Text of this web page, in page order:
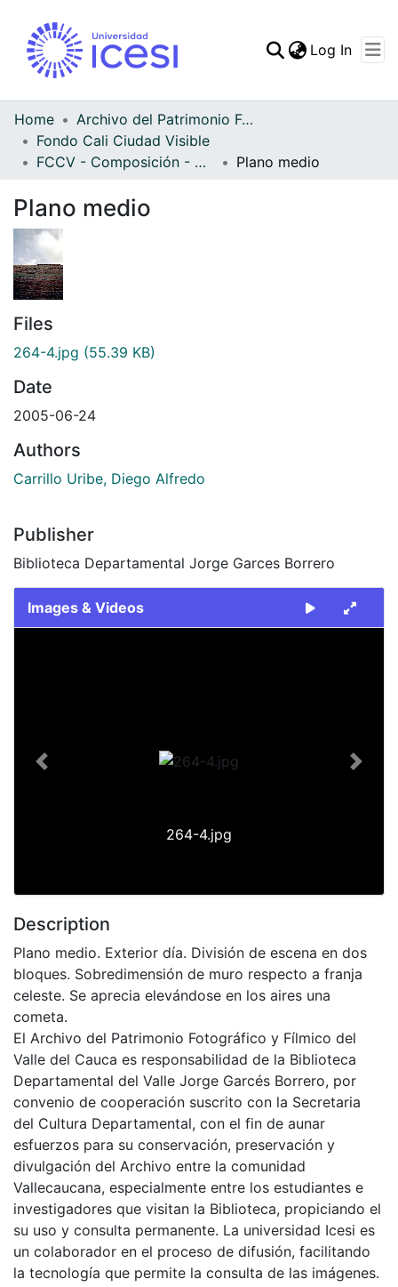
Log In
Home
Archivo del Patrimonio Fotográfico y Fílmico del Valle del Cauca
Fondo Cali Ciudad Visible
FCCV - Composición - Patrimonial
Plano medio
Plano medio
Files
264-4.jpg (55.39 KB)
Date
2005-06-24
Authors
Carrillo Uribe, Diego Alfredo
Publisher
Biblioteca Departamental Jorge Garces Borrero
Images & Videos
264-4.jpg
Previous Next
Description
Plano medio. Exterior día. División de escena en dos
bloques. Sobredimensión de muro respecto a franja
celeste. Se aprecia elevándose en los aires una
cometa.
El Archivo del Patrimonio Fotográfico y Fílmico del
Valle del Cauca es responsabilidad de la Biblioteca
Departamental del Valle Jorge Garcés Borrero, por
convenio de cooperación suscrito con la Secretaria
del Cultura Departamental, con el fin de aunar
esfuerzos para su conservación, preservación y
divulgación del Archivo entre la comunidad
Vallecaucana, especialmente entre los estudiantes e
investigadores que visitan la Biblioteca, propiciando el
su uso y consulta permanente. La universidad Icesi es
un colaborador en el proceso de difusión, facilitando
la tecnología que permite la consulta de las imágenes.